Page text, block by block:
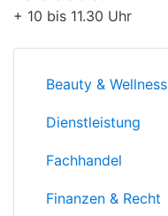
+ 10 bis 11.30 Uhr
Beauty & Wellness
Dienstleistung
Fachhandel
Finanzen & Recht